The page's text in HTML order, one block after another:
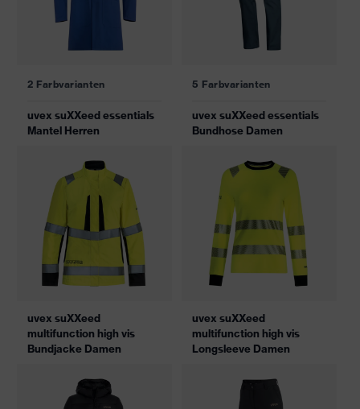
2 Farbvarianten
uvex suXXeed essentials
Mantel Herren
5 Farbvarianten
uvex suXXeed essentials
Bundhose Damen
uvex suXXeed
multifunction high vis
Bundjacke Damen
uvex suXXeed
multifunction high vis
Longsleeve Damen